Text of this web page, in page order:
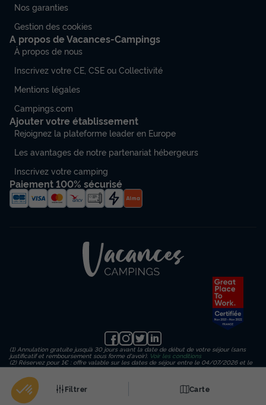
Filtrer Carte
Nos garanties
Gestion des cookies
A propos de Vacances-Campings
À propos de nous
Inscrivez votre CE, CSE ou Collectivité
Mentions légales
Campings.com
Ajouter votre établissement
Rejoignez la plateforme leader en Europe
Les avantages de notre partenariat hébergeurs
Inscrivez votre camping
Paiement 100% sécurisé
(1) Annulation gratuite jusqu’à 30 jours avant la date de début de votre séjour (sans
justificatif et remboursement sous forme d'avoir). Voir les conditions
(2) Réservez pour 1€ : offre valable sur les dates de séjour entre le 04/07/2026 et le
23/08/2026 inclus, en payant un acompte de 1€ sur le montant de l’hébergement
échéances. Important : le paiement final de votre séjour est dû au plus tard 30 jours
avant votre date d'arrivée.